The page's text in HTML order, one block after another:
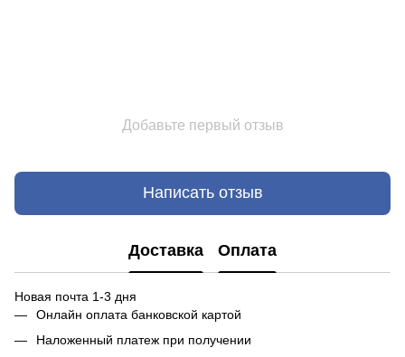
Добавьте первый отзыв
Написать отзыв
Доставка Оплата
Новая почта 1-3 дня
Онлайн оплата банковской картой
Наложенный платеж при получении